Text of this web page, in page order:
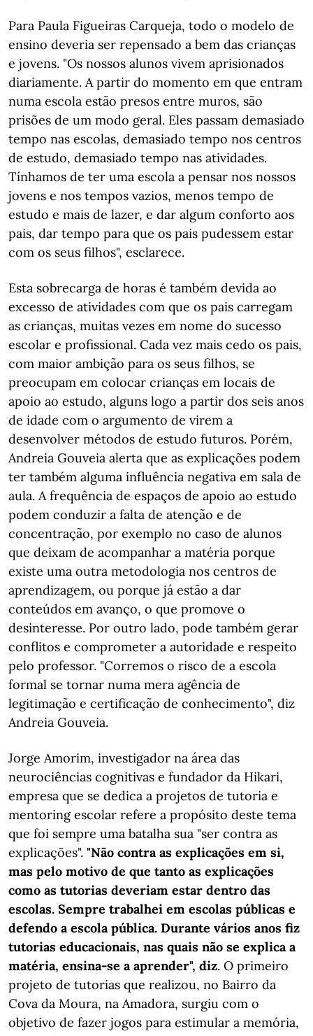
Para Paula Figueiras Carqueja, todo o modelo de
ensino deveria ser repensado a bem das crianças
e jovens. "Os nossos alunos vivem aprisionados
diariamente. A partir do momento em que entram
numa escola estão presos entre muros, são
prisões de um modo geral. Eles passam demasiado
tempo nas escolas, demasiado tempo nos centros
de estudo, demasiado tempo nas atividades.
Tínhamos de ter uma escola a pensar nos nossos
jovens e nos tempos vazios, menos tempo de
estudo e mais de lazer, e dar algum conforto aos
pais, dar tempo para que os pais pudessem estar
com os seus filhos", esclarece.
Esta sobrecarga de horas é também devida ao
excesso de atividades com que os pais carregam
as crianças, muitas vezes em nome do sucesso
escolar e profissional. Cada vez mais cedo os pais,
com maior ambição para os seus filhos, se
preocupam em colocar crianças em locais de
apoio ao estudo, alguns logo a partir dos seis anos
de idade com o argumento de virem a
desenvolver métodos de estudo futuros. Porém,
Andreia Gouveia alerta que as explicações podem
ter também alguma influência negativa em sala de
aula. A frequência de espaços de apoio ao estudo
podem conduzir a falta de atenção e de
concentração, por exemplo no caso de alunos
que deixam de acompanhar a matéria porque
existe uma outra metodologia nos centros de
aprendizagem, ou porque já estão a dar
conteúdos em avanço, o que promove o
desinteresse. Por outro lado, pode também gerar
conflitos e comprometer a autoridade e respeito
pelo professor. "Corremos o risco de a escola
formal se tornar numa mera agência de
legitimação e certificação de conhecimento", diz
Andreia Gouveia.
Jorge Amorim, investigador na área das
neurociências cognitivas e fundador da Hikari,
empresa que se dedica a projetos de tutoria e
mentoring escolar refere a propósito deste tema
que foi sempre uma batalha sua "ser contra as
explicações". "Não contra as explicações em si,
mas pelo motivo de que tanto as explicações
como as tutorias deveriam estar dentro das
escolas. Sempre trabalhei em escolas públicas e
defendo a escola pública. Durante vários anos fiz
tutorias educacionais, nas quais não se explica a
matéria, ensina-se a aprender", diz. O primeiro
projeto de tutorias que realizou, no Bairro da
Cova da Moura, na Amadora, surgiu com o
objetivo de fazer jogos para estimular a memória,